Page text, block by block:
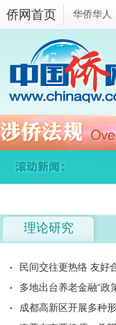
侨网首页 华侨华人
理论研究
民间交往更热络 友好
多地出台养老金融“政
成都高新区开展多种